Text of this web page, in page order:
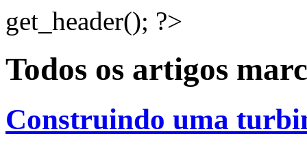
get_header(); ?>
Todos os artigos
Construindo uma